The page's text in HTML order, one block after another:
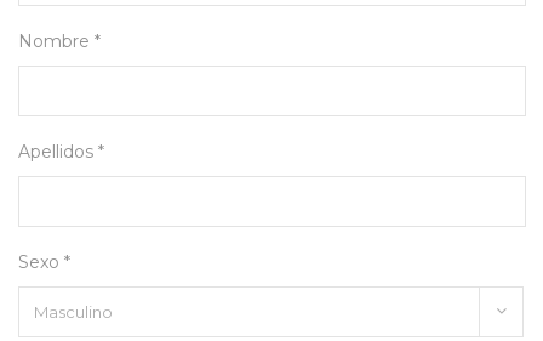
Nombre *
Apellidos *
Sexo *